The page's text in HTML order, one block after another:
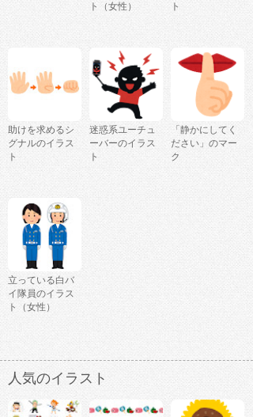
ト（女性）
ト
助けを求めるシ
グナルのイラス
ト
迷惑系ユーチュ
ーバーのイラス
ト
「静かにしてく
ださい」のマー
ク
立っている白バ
イ隊員のイラス
ト（女性）
人気のイラスト